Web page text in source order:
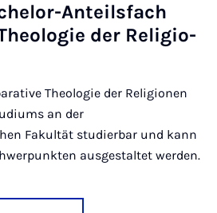
An­teils­fach
der Re­li­gi­o­
Theologie der Religionen
an der
Fakultät studierbar und kann
ausgestaltet werden.